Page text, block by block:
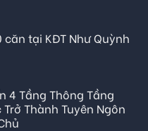
tại KĐT Như Quỳnh
4 Tầng Thông Tầng
Thành Tuyên Ngôn